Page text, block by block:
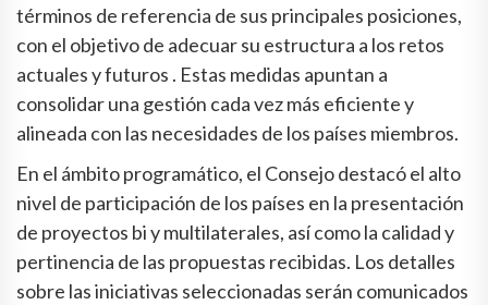
términos de referencia de sus principales posiciones,
con el objetivo de adecuar su estructura a los retos
actuales y futuros . Estas medidas apuntan a
consolidar una gestión cada vez más eficiente y
alineada con las necesidades de los países miembros.
En el ámbito programático, el Consejo destacó el alto
nivel de participación de los países en la presentación
de proyectos bi y multilaterales, así como la calidad y
pertinencia de las propuestas recibidas. Los detalles
sobre las iniciativas seleccionadas serán comunicados